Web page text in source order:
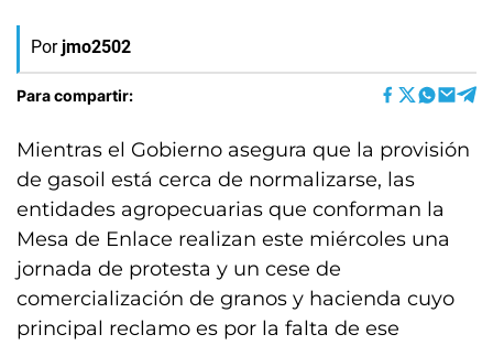
Por jmo2502
Para compartir:
Mientras el Gobierno asegura que la provisión
de gasoil está cerca de normalizarse, las
entidades agropecuarias que conforman la
Mesa de Enlace realizan este miércoles una
jornada de protesta y un cese de
comercialización de granos y hacienda cuyo
principal reclamo es por la falta de ese